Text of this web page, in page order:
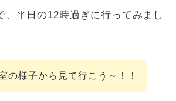
、平日の12時過ぎに行ってみまし
の様子から見て行こう～！！